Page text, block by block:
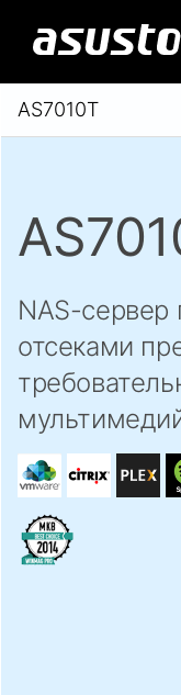
AS7010T
NAS-сервер
отсеками